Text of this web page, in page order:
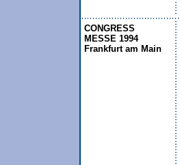
CONGRESS
MESSE 1994
Frankfurt am Main